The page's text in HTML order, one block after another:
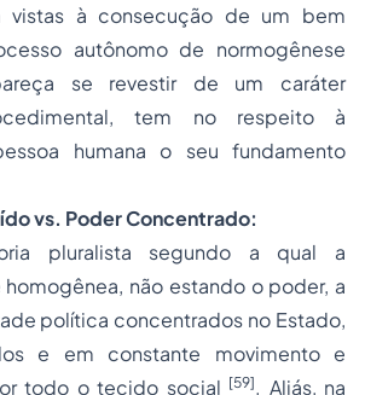
vistas à consecução de um bem
autônomo de normogênese
se revestir de um caráter
tem no respeito à
humana o seu fundamento
vs. Poder Concentrado:
pluralista segundo a qual a
não estando o poder, a
política concentrados no Estado,
e em constante movimento e
todo o tecido social [59]. Aliás, na